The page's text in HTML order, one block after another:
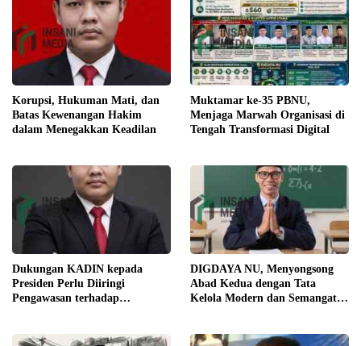
Korupsi, Hukuman Mati, dan
Batas Kewenangan Hakim
dalam Menegakkan Keadilan
Muktamar ke-35 PBNU,
Menjaga Marwah Organisasi di
Tengah Transformasi Digital
Dukungan KADIN kepada
Presiden Perlu Diiringi
Pengawasan terhadap
DIGDAYA NU, Menyongsong
Abad Kedua dengan Tata
Kelola Modern dan Semangat